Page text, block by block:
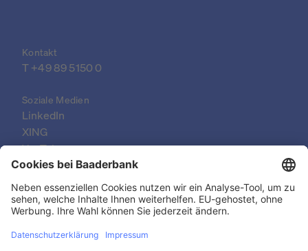
Kontakt
T +49 89 5150 0
Soziale Medien
LinkedIn
XING
YouTube
© 2026 Baader Bank AG